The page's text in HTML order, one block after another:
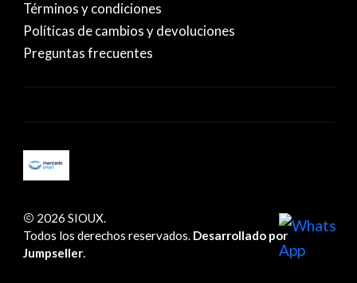
Términos y condiciones
Políticas de cambios y devoluciones
Preguntas frecuentes
2026 SIOUX.
Todos los derechos reservados. Desarrollado por
Jumpseller.